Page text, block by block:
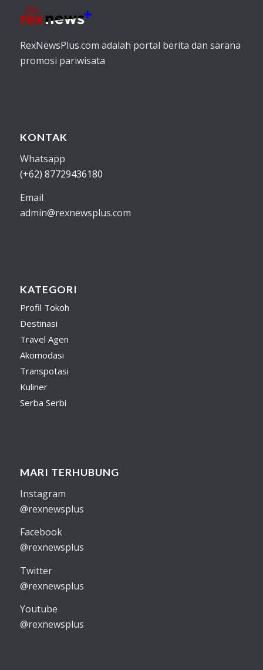
RexNewsPlus.com adalah portal berita dan sarana
promosi pariwisata
KONTAK
Whatsapp
(+62) 87729436180
Email
admin@rexnewsplus.com
KATEGORI
Profil Tokoh
Destinasi
Travel Agen
Akomodasi
Transpotasi
Kuliner
Serba Serbi
MARI TERHUBUNG
Instagram
@rexnewsplus
Facebook
@rexnewsplus
Twitter
@rexnewsplus
Youtube
@rexnewsplus